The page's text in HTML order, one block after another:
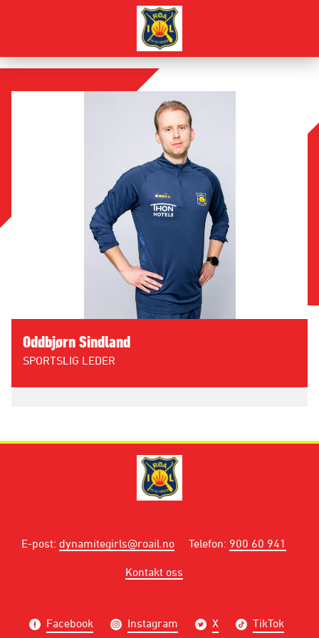
Oddbjørn Sindland
SPORTSLIG LEDER
E-post: dynamitegirls@roail.no Telefon: 900 60 941
Kontakt oss
Facebook Instagram X TikTok